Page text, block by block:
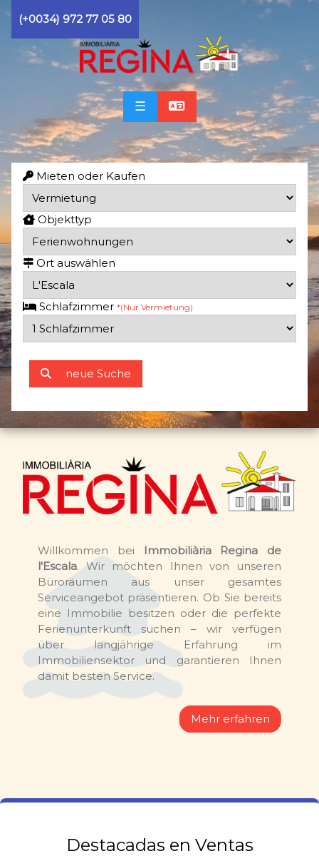
(+0034) 972 77 05 80
☰
Mieten oder Kaufen
Objekttyp
Ort auswählen
Schlafzimmer *(Nur Vermietung)
neue Suche
Willkommen bei
Immobiliària Regina de
l'Escala. Wir möchten Ihnen von unseren
Büroräumen aus unser gesamtes
Serviceangebot präsentieren. Ob Sie bereits
eine Immobilie besitzen oder die perfekte
Ferienunterkunft suchen – wir verfügen
über langjährige Erfahrung im
Immobiliensektor und garantieren Ihnen
damit besten Service.
Mehr erfahren
Destacadas en Ventas